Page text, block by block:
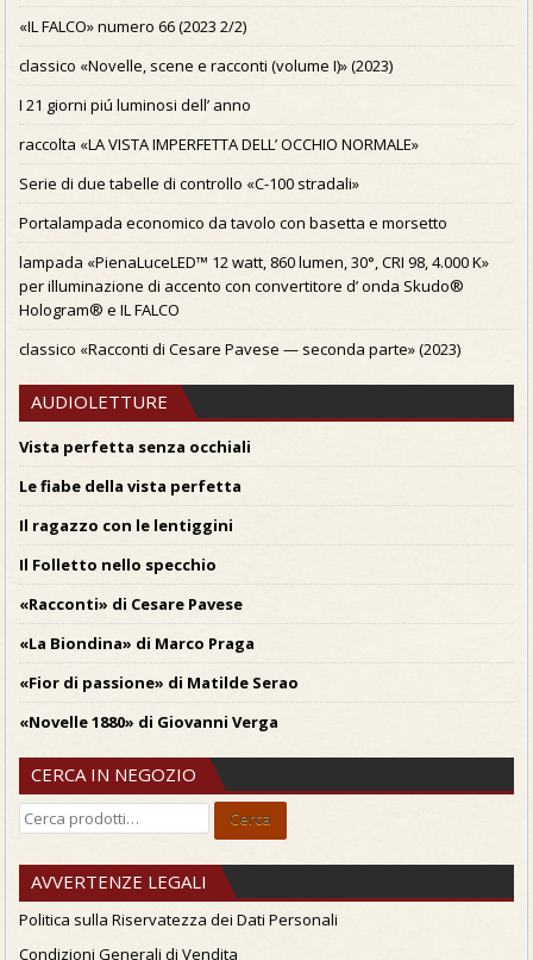
«IL FALCO» numero 66 (2023 2/2)
classico «Novelle, scene e racconti (volume I)» (2023)
I 21 giorni piú luminosi dell’ anno
raccolta «LA VISTA IMPERFETTA DELL’ OCCHIO NORMALE»
Serie di due tabelle di controllo «C-100 stradali»
Portalampada economico da tavolo con basetta e morsetto
lampada «PienaLuceLED™ 12 watt, 860 lumen, 30°, CRI 98, 4.000 K»
per illuminazione di accento con convertitore d’ onda Skudo®
Hologram® e IL FALCO
classico «Racconti di Cesare Pavese — seconda parte» (2023)
AUDIOLETTURE
Vista perfetta senza occhiali
Le fiabe della vista perfetta
Il ragazzo con le lentiggini
Il Folletto nello specchio
«Racconti» di Cesare Pavese
«La Biondina» di Marco Praga
«Fior di passione» di Matilde Serao
«Novelle 1880» di Giovanni Verga
CERCA IN NEGOZIO
Cerca: Cerca
AVVERTENZE LEGALI
Politica sulla Riservatezza dei Dati Personali
Condizioni Generali di Vendita